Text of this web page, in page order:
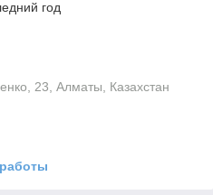
год
23, Алматы, Казахстан